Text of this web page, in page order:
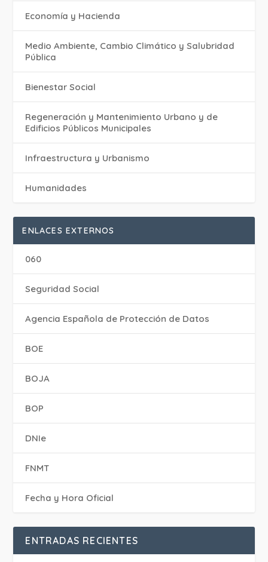
Economía y Hacienda
Medio Ambiente, Cambio Climático y Salubridad
Pública
Bienestar Social
Regeneración y Mantenimiento Urbano y de
Edificios Públicos Municipales
Infraestructura y Urbanismo
Humanidades
ENLACES EXTERNOS
060
Seguridad Social
Agencia Española de Protección de Datos
BOE
BOJA
BOP
DNIe
FNMT
Fecha y Hora Oficial
ENTRADAS RECIENTES